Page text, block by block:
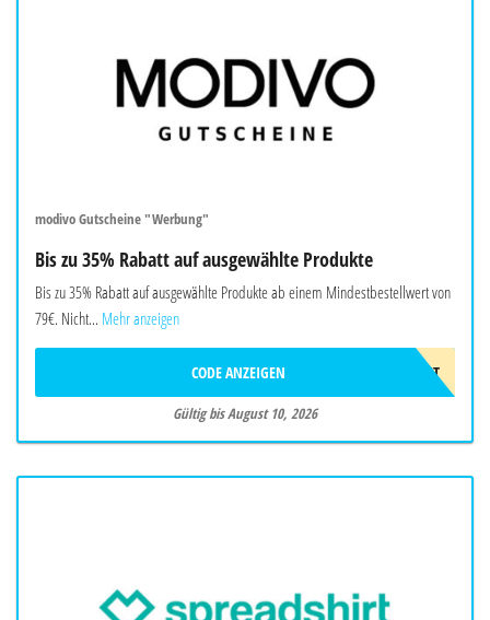
modivo Gutscheine "Werbung"
Bis zu 35% Rabatt auf ausgewählte Produkte
Bis zu 35% Rabatt auf ausgewählte Produkte ab einem Mindestbestellwert von
79€. Nicht... Mehr anzeigen
LAST
CODE ANZEIGEN
Gültig bis August 10, 2026